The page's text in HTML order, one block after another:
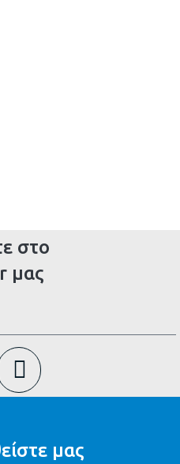
στο
μας
μας